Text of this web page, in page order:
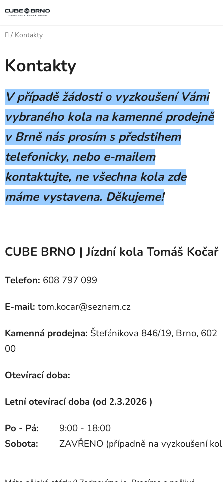
na
obsah
Domů
/ Kontakty
Kontakty
V případě žádosti o vyzkoušení Vámi
vybraného kola na kamenné prodejně
v Brně nás prosím s předstihem
telefonicky, nebo e-mailem
kontaktujte, ne všechna kola zde
máme vystavena. Děkujeme!
CUBE BRNO | Jízdní kola Tomáš Kočař
Telefon: 608 797 099
E-mail: tom.kocar@seznam.cz
Kamenná prodejna: Štefánikova 846/19, Brno, 602
00
Otevírací doba:
Letní otevírací doba (od 2.3.2026 )
Po - Pá:
9:00 - 18:00
Sobota:
ZAVŘENO (případně na vyzkoušení